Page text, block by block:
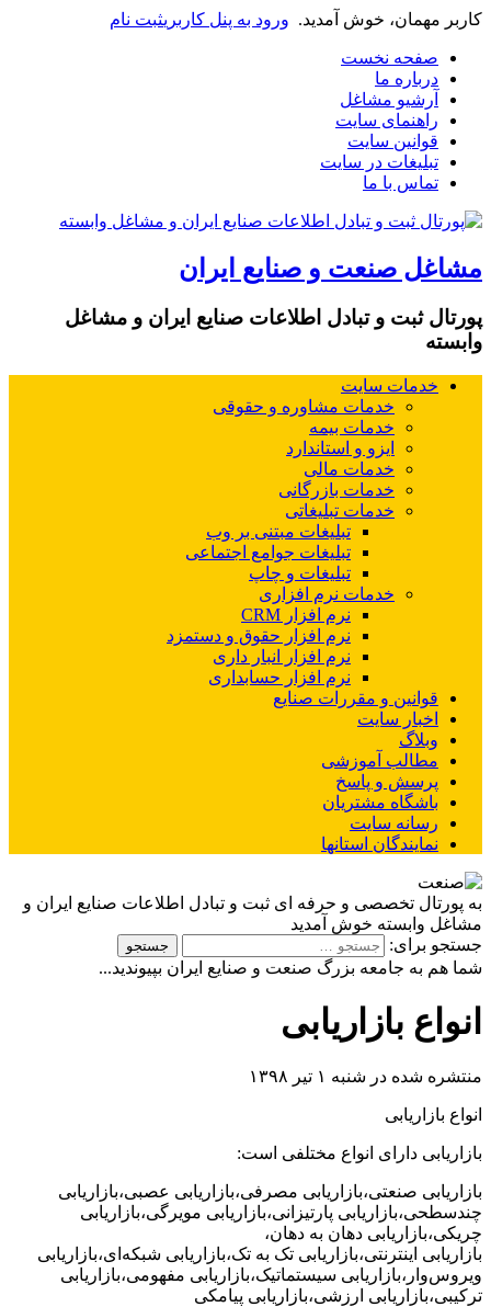
کاربر مهمان، خوش آمدید. ورود به پنل کاربری ثبت نام
صفحه نخست
درباره ما
آرشیو مشاغل
راهنمای سایت
قوانین سایت
تبلیغات در سایت
تماس با ما
مشاغل صنعت و صنایع ایران
پورتال ثبت و تبادل اطلاعات صنایع ایران و مشاغل
وابسته
خدمات سایت
خدمات مشاوره و حقوقی
خدمات بیمه
ایزو و استاندارد
خدمات مالی
خدمات بازرگانی
خدمات تبلیغاتی
تبلیغات مبتنی بر وب
تبلیغات جوامع اجتماعی
تبلیغات و چاپ
خدمات نرم افزاری
نرم افزار CRM
نرم افزار حقوق و دستمزد
نرم افزار انبار داری
نرم افزار حسابداری
قوانین و مقررات صنایع
اخبار سایت
وبلاگ
مطالب آموزشی
پرسش و پاسخ
باشگاه مشتریان
رسانه سایت
نمایندگان استانها
به پورتال تخصصی و حرفه ای ثبت و تبادل اطلاعات صنایع ایران و
مشاغل وابسته خوش آمدید
جستجو برای:
شما هم به جامعه بزرگ صنعت و صنایع ایران بپیوندید...
انواع بازاریابی
منتشره شده در شنبه ۱ تیر ۱۳۹۸
انواع بازاریابی
بازاریابی دارای انواع مختلفی است:
بازاریابی صنعتی،بازاریابی مصرفی،بازاریابی عصبی،بازاریابی
چندسطحی،بازاریابی پارتیزانی،بازاریابی مویرگی،بازاریابی
چریکی،بازاریابی دهان به دهان،
بازاریابی اینترنتی،بازاریابی تک به تک،بازاریابی شبکه‌ای،بازاریابی
ویروس‌وار،بازاریابی سیستماتیک،بازاریابی مفهومی،بازاریابی
ترکیبی،بازاریابی ارزشی،بازاریابی پیامکی